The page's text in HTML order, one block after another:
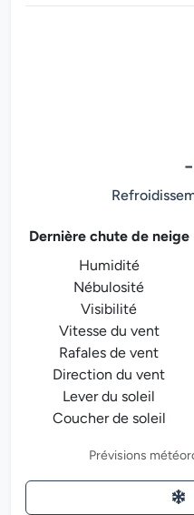
Dernière chute de neige
Humidité
Nébulosité
Visibilité
Vitesse du vent
Rafales de vent
Direction du vent
Lever du soleil
Coucher de soleil
Prévisions